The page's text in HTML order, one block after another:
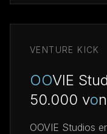
VENTURE KICK
OOVIE
50.000 vo
OOVIE Studios